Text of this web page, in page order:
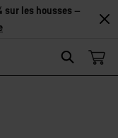
Search
sur les housses –